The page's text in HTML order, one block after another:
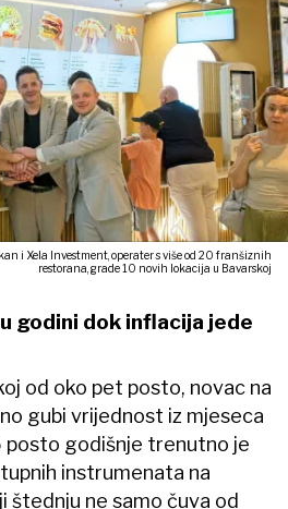
i Xela Investment, operater s više od 20 franšiznih
restorana, grade 10 novih lokacija u Bavarskoj
godini dok inflacija jede
od oko pet posto, novac na
gubi vrijednost iz mjeseca
posto godišnje trenutno je
instrumenata na
štednju ne samo čuva od